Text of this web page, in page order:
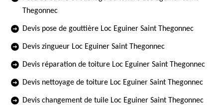
Thegonnec
Devis pose de gouttière Loc Eguiner Saint Thegonnec
Devis zingueur Loc Eguiner Saint Thegonnec
Devis réparation de toiture Loc Eguiner Saint Thegonnec
Devis nettoyage de toiture Loc Eguiner Saint Thegonnec
Devis changement de tuile Loc Eguiner Saint Thegonnec